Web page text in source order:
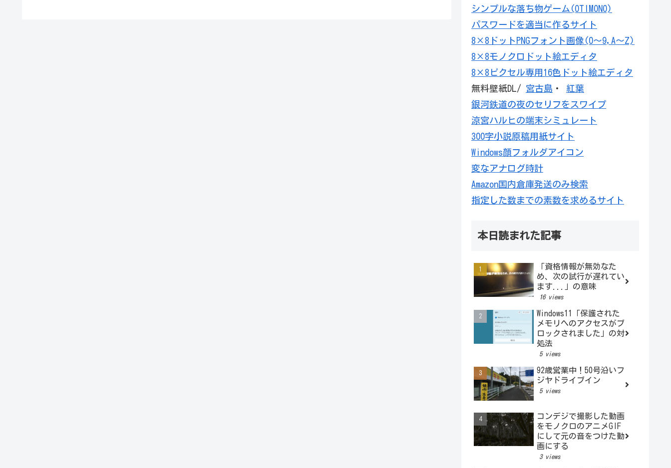
シンプルな落ち物ゲーム(OTIMONO)
パスワードを適当に作るサイト
8×8ドットPNGフォント画像(0～9,A～Z)
8×8モノクロドット絵エディタ
8×8ピクセル専用16色ドット絵エディタ
無料壁紙DL/ 宮古島 ・ 紅葉
銀河鉄道の夜のセリフをスワイプ
涼宮ハルヒの端末シミュレート
300字小説原稿用紙サイト
Windows顔フォルダアイコン
変なアナログ時計
Amazon国内倉庫発送のみ検索
指定した数までの素数を求めるサイト
本日読まれた記事
「資格情報が無効なた
め、次の試行が遅れてい
ます...」の意味
16 views
Windows11「保護された
メモリへのアクセスがブ
ロックされました」の対
処法
5 views
92歳営業中！50号沿いフ
ジヤドライブイン
5 views
コンデジで撮影した動画
をモノクロのアニメGIF
にして元の音をつけた動
画にする
3 views